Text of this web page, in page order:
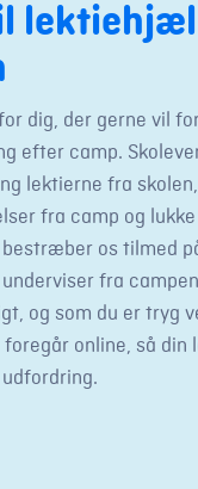
for dig, der gerne vil
efter camp.
lektierne fra
fra camp og
bestræber os tilmed
fra
og som du er tryg
online, så din